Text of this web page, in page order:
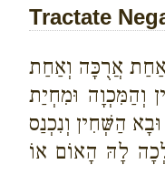
Tractate
אַחַת אֲרֻכָּה וְאַחַת
וְהַמִּכְוָה וּמִחְיַת
הַשְּׁחִין וְנִכְנַס
לָהּ הָאוֹם אוֹ